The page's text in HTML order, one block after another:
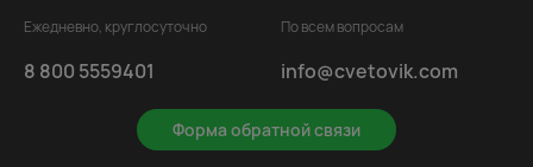
Ежедневно, круглосуточно
8 800 5559401
Форма обратной связи
По всем вопросам
info@cvetovik.com